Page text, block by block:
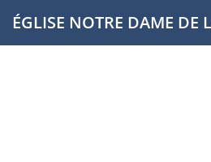
Aller
auÉGLISE NOTRE DAME DE